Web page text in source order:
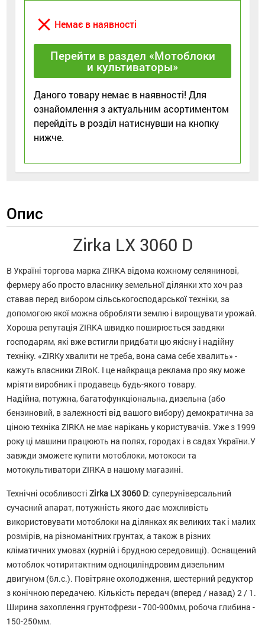
close Немає в наявності
Перейти в раздел «Мотоблоки
и культиваторы»
Даного товару немає в наявності! Для
ознайомлення з актуальним асортиментом
перейдіть в розділ натиснувши на кнопку
нижче.
Опис
Zirka LX 3060 D
В Україні торгова марка ZIRKA відома кожному селянинові,
фермеру або просто власнику земельної ділянки хто хоч раз
ставав перед вибором сільськогосподарської техніки, за
допомогою якої можна обробляти землю і вирощувати урожай.
Хороша репутація ZIRKA швидко поширюється завдяки
господарям, які вже встигли придбати цю якісну і надійну
техніку. «ZIRKу хвалити не треба, вона сама себе хвалить» -
кажуть власники ZIRоK. І це найкраща реклама про яку може
мріяти виробник і продавець будь-якого товару.
Надійна, потужна, багатофункціональна, дизельна (або
бензиновий, в залежності від вашого вибору) демократична за
ціною техніка ZIRKA не має нарікань у користувачів. Уже з 1999
року ці машини працюють на полях, городах і в садах України.У
завжди зможете купити мотоблоки, мотокоси та
мотокультиватори ZIRKA в нашому магазині.
Технічні особливостіZirka LX 3060 D: суперуніверсальний
сучасний апарат, потужність якого дає можливість
використовувати мотоблоки на ділянках як великих так і малих
розмірів, на різноманітних грунтах, а також в різних
кліматичних умовах (курній і брудною середовищі). Оснащений
мотоблок чотиритактним одноциліндровим дизельним
двигуном (6л.с.). Повітряне охолодження, шестерний редуктор
з конічною передачею. Кількість передач (вперед / назад) 2 / 1.
Ширина захоплення грунтофрези - 700-900мм, робоча глибина -
150-250мм.